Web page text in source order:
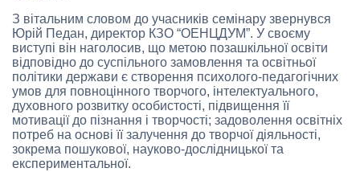
З вітальним словом до учасників семінару звернувся
Юрій Педан, директор КЗО “ОЕНЦДУМ”. У своєму
виступі він наголосив, що метою позашкільної освіти
відповідно до суспільного замовлення та освітньої
політики держави є створення психолого-педагогічних
умов для повноцінного творчого, інтелектуального,
духовного розвитку особистості, підвищення її
мотивації до пізнання і творчості; задоволення освітніх
потреб на основі її залучення до творчої діяльності,
зокрема пошукової, науково-дослідницької та
експериментальної.